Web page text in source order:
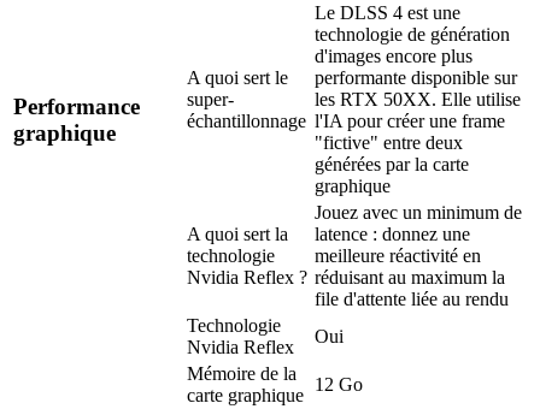
Performance
graphique
A quoi sert le
super-
échantillonnage
Le DLSS 4 est une
technologie de génération
d'images encore plus
performante disponible sur
les RTX 50XX. Elle utilise
l'IA pour créer une frame
"fictive" entre deux
générées par la carte
graphique
A quoi sert la
technologie
Nvidia Reflex ?
Jouez avec un minimum de
latence : donnez une
meilleure réactivité en
réduisant au maximum la
file d'attente liée au rendu
Technologie
Nvidia Reflex
Oui
Mémoire de la
carte graphique
12 Go